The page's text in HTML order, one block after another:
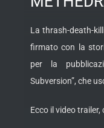
La thrash-death-
firmato con la
per la
Subversion”, che
Ecco il video